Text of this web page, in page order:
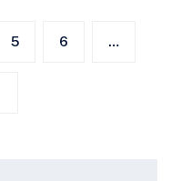
5 6 …